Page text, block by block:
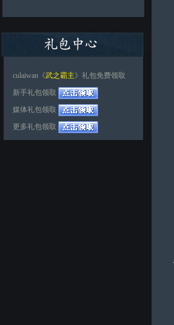
culaiwan《武之霸主》礼包免费领取
新手礼包领取
媒体礼包领取
更多礼包领取